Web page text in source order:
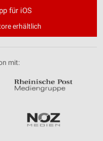
für iOS
erhältlich
mit: